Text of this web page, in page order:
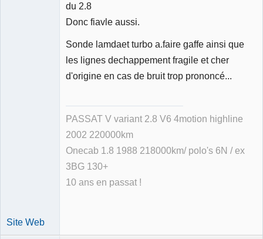
du 2.8
Donc fiavle aussi.
Sonde lamdaet turbo a.faire gaffe ainsi que
les lignes dechappement fragile et cher
d'origine en cas de bruit trop prononcé...
PASSAT V variant 2.8 V6 4motion highline
2002 220000km
Onecab 1.8 1988 218000km/ polo's 6N / ex
3BG 130+
10 ans en passat !
Site Web